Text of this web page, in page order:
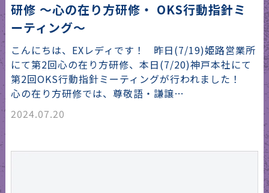
研修 〜心の在り方研修・ OKS行動指針ミ
ーティング〜
こんにちは、EXレディです！ 昨日(7/19)姫路営業所
にて第2回心の在り方研修、本日(7/20)神戸本社にて
第2回OKS行動指針ミーティングが行われました！
心の在り方研修では、尊敬語・謙譲…
2024.07.20